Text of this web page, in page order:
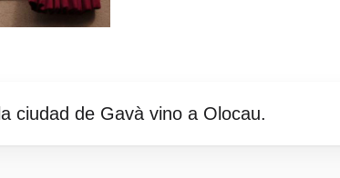
ciudad de Gavà vino a Olocau.